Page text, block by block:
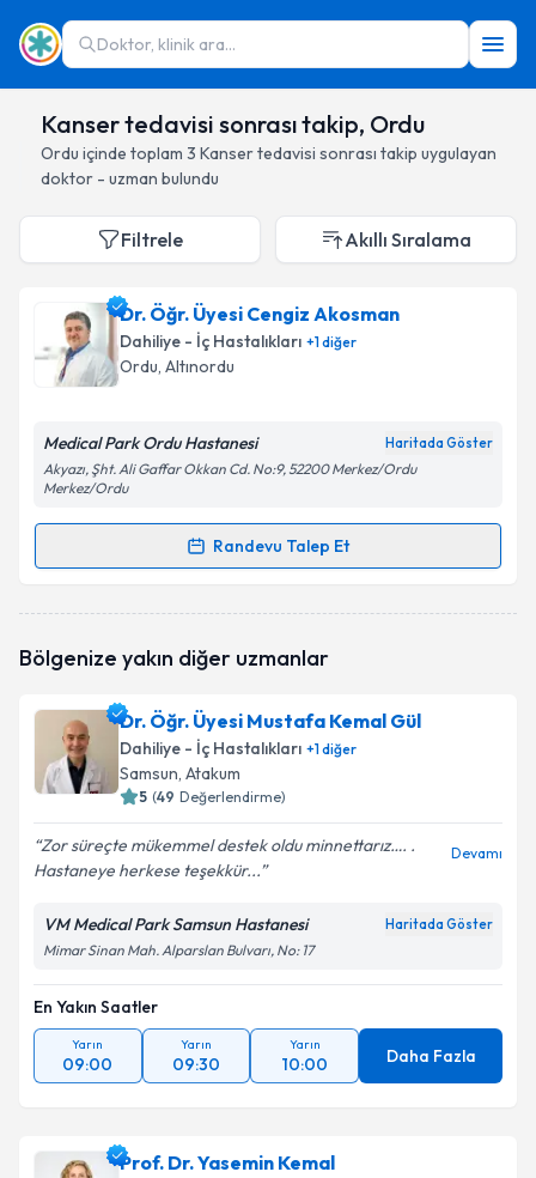
Doktor, klinik ara...
Kanser tedavisi sonrası takip, Ordu
Ordu içinde toplam 3 Kanser tedavisi sonrası takip uygulayan
doktor - uzman bulundu
Filtrele Akıllı Sıralama
Dr. Öğr. Üyesi Cengiz Akosman
Dahiliye - İç Hastalıkları +1diğer
Ordu, Altınordu
Medical Park Ordu Hastanesi Haritada Göster
Akyazı, Şht. Ali Gaffar Okkan Cd. No:9, 52200 Merkez/Ordu
Merkez/Ordu
Randevu Talep Et
Randevu Takvimi Talebi
talebi oluşturun. Size bu uzmandan randevu almanız
bilgilendireceğiz.
E-posta Adresiniz
Kişisel verilerimin işlenmesine ilişkin
kapsamda işlenmesini kabul ediyorum.
Bölgenize yakın diğer uzmanlar
Dr. Öğr. Üyesi Mustafa Kemal Gül
Dahiliye - İç Hastalıkları +1diğer
Samsun, Atakum
5 (49 Değerlendirme)
Zor süreçte mükemmel destek oldu minnettarız…. .
Hastaneye herkese teşekkür...
Devamı
VM Medical Park Samsun Hastanesi Haritada Göster
Mimar Sinan Mah. Alparslan Bulvarı, No: 17
En Yakın Saatler
Yarın
09:00
Yarın
09:30
Yarın
10:00 Daha Fazla
Prof. Dr. Yasemin Kemal